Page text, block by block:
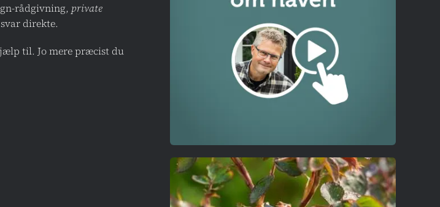
rådgivning, private
direkte.
til. Jo mere præcist du